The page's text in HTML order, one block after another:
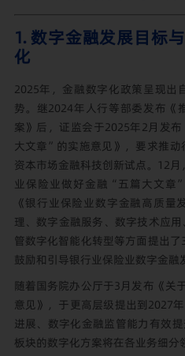
1. 数字金融发展目标
化
2025年，金融数字化政策呈现出
势。继2024年人行等部委发布《
案》后，证监会于2025年2月发
大文章”的实施意见》，要求推
资本市场金融科技创新试点。12
业保险业做好金融“五篇大文章
《银行业保险业数字金融高质量
理、数字金融服务、数字技术应
管数字化智能化转型等方面提出
鼓励和引导银行业保险业数字金融
随着国务院办公厅于3月发布《
意见》，于更高层级提出到2027
进展、数字化金融监管能力有效
板块的数字化方案将在各业务细分